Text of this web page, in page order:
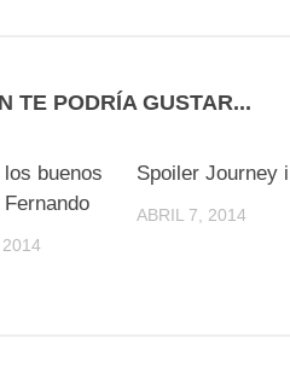
TE PODRÍA GUSTAR...
buenos
2014
Spoiler Journey
ABRIL 7, 2014